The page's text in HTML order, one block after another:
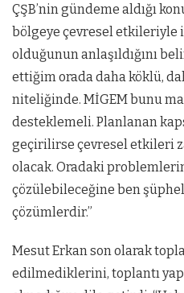
ÇŞB’nin gündeme aldığı
bölgeye çevresel etkileriyle
olduğunun anlaşıldığını
ettiğim orada daha köklü,
niteliğinde. MİGEM bunu
desteklemeli. Planlanan
geçirilirse çevresel etkileri
olacak. Oradaki
çözülebileceğine ben
çözümlerdir.”
Mesut Erkan son olarak
edilmediklerini, toplantı